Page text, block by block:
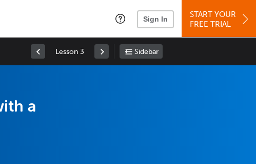
Sign In
START YOUR
FREE TRIAL
Lesson 3 Sidebar
a